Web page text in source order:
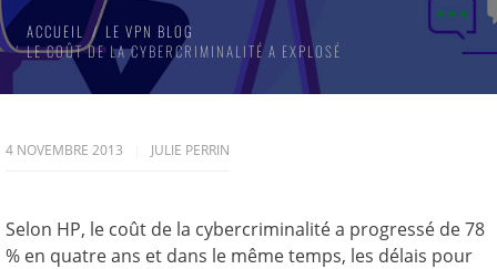
ACCUEIL
LE VPN BLOG
LE COÛT DE LA CYBERCRIMINALITÉ A EXPLOSÉ
4 NOVEMBRE 2013 JULIE PERRIN
Selon HP, le coût de la cybercriminalité a progressé de 78
% en quatre ans et dans le même temps, les délais pour